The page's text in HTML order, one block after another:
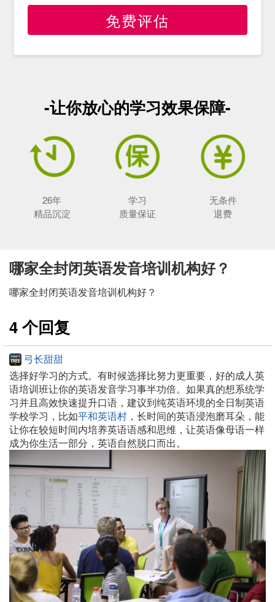
免费评估
-让你放心的学习效果保障-
26年
精品沉淀
学习
质量保证
无条件
退费
哪家全封闭英语发音培训机构好？
哪家全封闭英语发音培训机构好？
4 个回复
弓长甜甜
选择好学习的方式。有时候选择比努力更重要，好的成人英
语培训班让你的英语发音学习事半功倍。如果真的想系统学
习并且高效快速提升口语，建议到纯英语环境的全日制英语
学校学习，比如平和英语村 ，长时间的英语浸泡磨耳朵，能
让你在较短时间内培养英语语感和思维，让英语像母语一样
成为你生活一部分，英语自然脱口而出。